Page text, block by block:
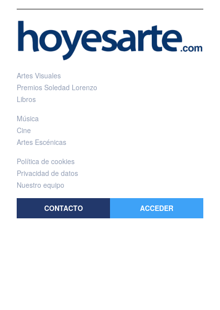
Artes Visuales
Premios Soledad Lorenzo
Libros
Música
Cine
Artes Escénicas
Política de cookies
Privacidad de datos
Nuestro equipo
CONTACTO ACCEDER